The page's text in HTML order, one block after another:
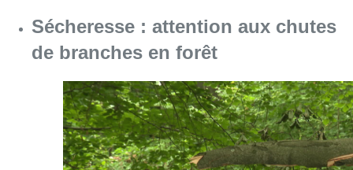
05 août 2026Consulter l'article "Sécheresse : attention